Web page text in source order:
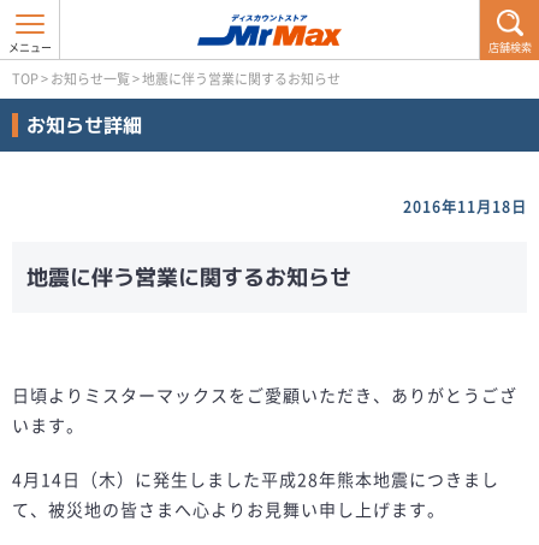
店舗検索
TOP>お知らせ一覧>地震に伴う営業に関するお知らせ
お知らせ詳細
2016年11月18日
地震に伴う営業に関するお知らせ
日頃よりミスターマックスをご愛顧いただき、ありがとうござ
います。
4月14日（木）に発生しました平成28年熊本地震につきまし
て、被災地の皆さまへ心よりお見舞い申し上げます。